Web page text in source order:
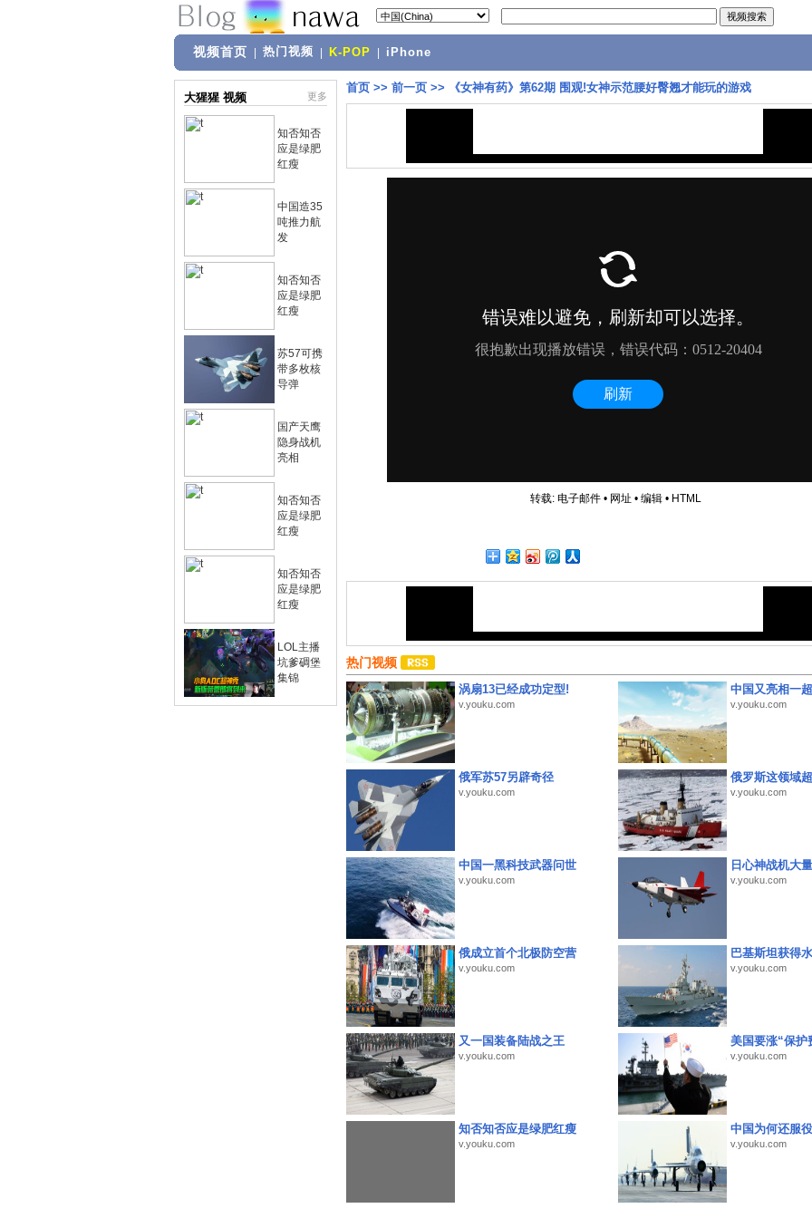
视频首页 热门视频 K-POP iPhone
大猩猩 视频 更多
知否知否
应是绿肥
红瘦
中国造35
吨推力航
发
知否知否
应是绿肥
红瘦
苏57可携
带多枚核
导弹
国产天鹰
隐身战机
亮相
知否知否
应是绿肥
红瘦
知否知否
应是绿肥
红瘦
LOL主播
坑爹碉堡
集锦
首页 >> 前一页 >> 《女神有药》第62期 围观!女神示范腰好臀翘才能玩的游戏
转载: 电子邮件• 网址 • 编辑• HTML
热门视频
涡扇13已经成功定型!
v.youku.com
中国又亮相一
v.youku.com
俄军苏57另辟奇径
v.youku.com
俄罗斯这领域
v.youku.com
中国一黑科技武器问世
v.youku.com
日心神战机大
v.youku.com
俄成立首个北极防空营
v.youku.com
巴基斯坦获得
v.youku.com
又一国装备陆战之王
v.youku.com
美国要涨“保护
v.youku.com
知否知否应是绿肥红瘦
v.youku.com
中国为何还服
v.youku.com